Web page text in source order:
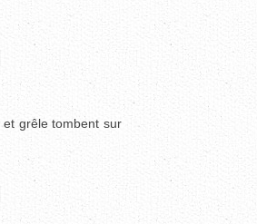
grêle tombent sur